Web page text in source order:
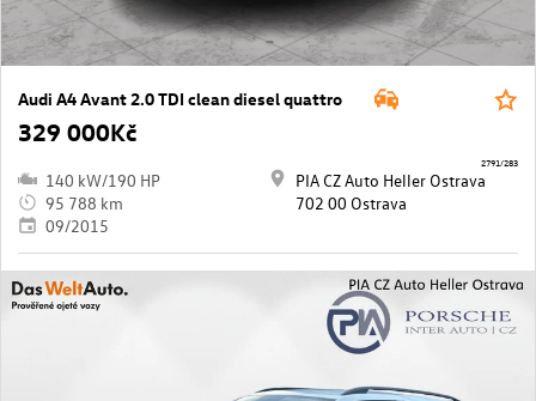
Audi A4 Avant 2.0 TDI clean diesel quattro
329 000Kč
140 kW/190 HP
95 788 km
09/2015
PIA CZ Auto Heller Ostrava
702 00 Ostrava
2791/283